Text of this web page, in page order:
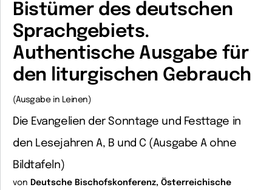
Bistümer des deutschen
Sprachgebiets.
Authentische Ausgabe für
den liturgischen Gebrauch
(Ausgabe in Leinen)
Die Evangelien der Sonntage und Festtage in
den Lesejahren A, B und C (Ausgabe A ohne
Bildtafeln)
von Deutsche Bischofskonferenz, Österreichische